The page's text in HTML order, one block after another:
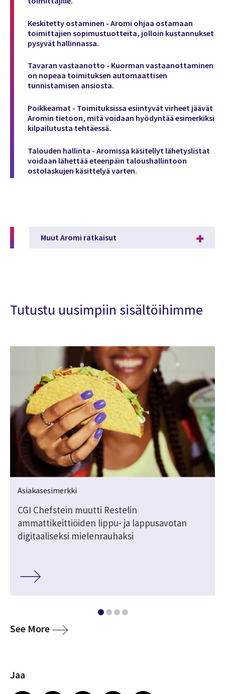
Keskitetty ostaminen - Aromi ohjaa ostamaan
toimittajien sopimustuotteita, jolloin kustannukset
pysyvät hallinnassa.
Tavaran vastaanotto - Kuorman vastaanottaminen
on nopeaa toimituksen automaattisen
tunnistamisen ansiosta.
Poikkeamat - Toimituksissa esiintyvät virheet jäävät
Aromin tietoon, mitä voidaan hyödyntää esimerkiksi
kilpailutusta tehtäessä.
Talouden hallinta - Aromissa käsitellyt lähetyslistat
voidaan lähettää eteenpäin taloushallintoon
ostolaskujen käsittelyä varten.
Muut Aromi ratkaisut
Tutustu uusimpiin sisältöihimme
Asiakasesimerkki
CGI Chefstein muutti Restelin
ammattikeittiöiden lippu- ja lappusavotan
digitaaliseksi mielenrauhaksi
See Moremedia
Jaa